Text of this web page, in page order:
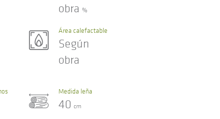
obra%
Área calefactable
Según
obra
Medida leña
40cm